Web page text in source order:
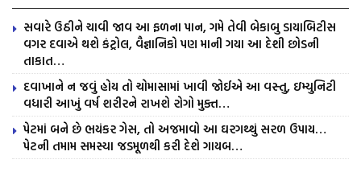
સવારે ઉઠીને ચાવી જાવ આ ફળના પાન, ગમે તેવી બેકાબુ ડાયાબિટીસ
વગર દવાએ થશે કંટ્રોલ, વૈજ્ઞાનિકો પણ માની ગયા આ દેશી છોડની
તાકાત…
દવાખાને ન જવું હોય તો ચોમાસામાં ખાવી જોઈએ આ વસ્તુ, ઇમ્યુનિટી
વધારી આખું વર્ષ શરીરને રાખશે રોગો મુક્ત…
પેટમાં બને છે ભયંકર ગેસ, તો અજમાવો આ ઘરગથ્થું સરળ ઉપાય…
પેટની તમામ સમસ્યા જડમૂળથી કરી દેશે ગાયબ…